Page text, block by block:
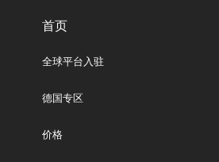
首页
全球平台入驻
德国专区
价格